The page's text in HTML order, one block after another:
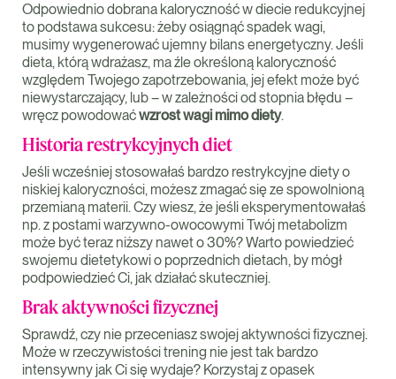
Odpowiednio dobrana kaloryczność w diecie redukcyjnej
to podstawa sukcesu: żeby osiągnąć spadek wagi,
musimy wygenerować ujemny bilans energetyczny. Jeśli
dieta, którą wdrażasz, ma źle określoną kaloryczność
względem Twojego zapotrzebowania, jej efekt może być
niewystarczający, lub – w zależności od stopnia błędu –
wręcz powodowaćwzrost wagi mimo diety.
Historia restrykcyjnych diet
Jeśli wcześniej stosowałaś bardzo restrykcyjne diety o
niskiej kaloryczności, możesz zmagać się ze spowolnioną
przemianą materii. Czy wiesz, że jeśli eksperymentowałaś
np. z postami warzywno-owocowymi Twój metabolizm
może być teraz niższy nawet o 30%? Warto powiedzieć
swojemu dietetykowi o poprzednich dietach, by mógł
podpowiedzieć Ci, jak działać skuteczniej.
Brak aktywności fizycznej
Sprawdź, czy nie przeceniasz swojej aktywności fizycznej.
Może w rzeczywistości trening nie jest tak bardzo
intensywny jak Ci się wydaje? Korzystaj z opasek